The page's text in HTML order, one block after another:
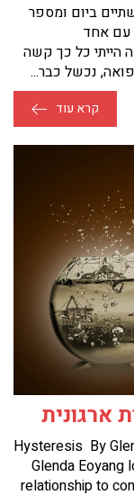
ביום ומספר
אחד
כל כך קשה
נכשל כבר...
קרא עוד
ארגונית
Hysteresis By
Glenda
relationship to